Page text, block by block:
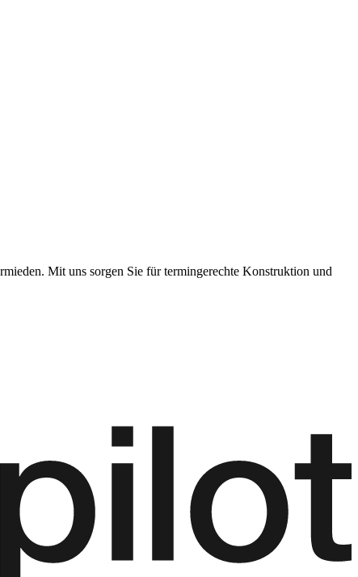
Mit uns sorgen Sie für termingerechte Konstruktion und